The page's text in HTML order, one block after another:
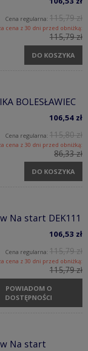
Cena regularna: 115,79 zł
cena z 30 dni przed obniżką:
115,79 zł
DO KOSZYKA
BOLESŁAWIEC
106,54 zł
Cena regularna: 115,80 zł
cena z 30 dni przed obniżką:
86,33 zł
DO KOSZYKA
Na start DEK111
106,53 zł
Cena regularna: 115,79 zł
cena z 30 dni przed obniżką:
115,79 zł
POWIADOM O
DOSTĘPNOŚCI
Na start